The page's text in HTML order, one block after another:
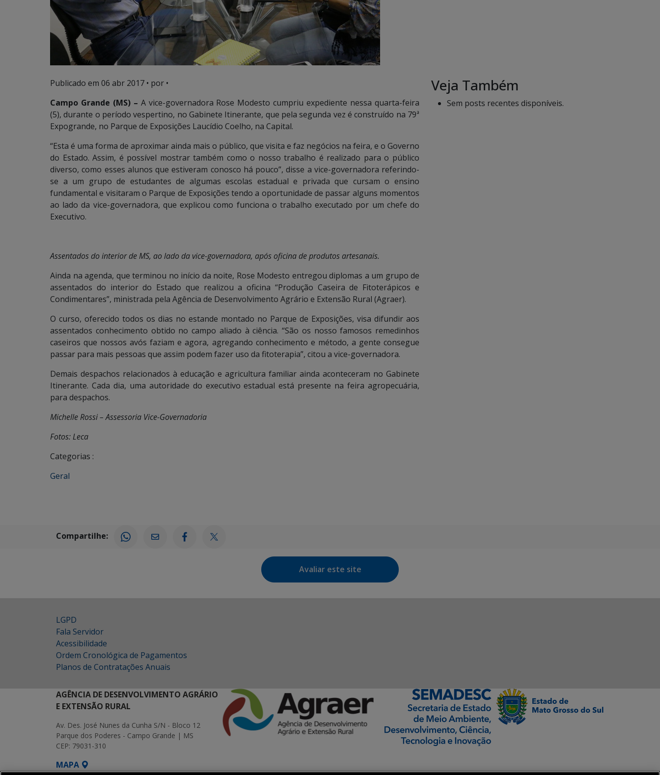
Publicado em 06 abr 2017 • por •
Campo Grande (MS) – A vice-governadora Rose Modesto cumpriu expediente nessa quarta-feira
(5), durante o período vespertino, no Gabinete Itinerante, que pela segunda vez é construído na 79ª
Expogrande, no Parque de Exposições Laucídio Coelho, na Capital.
“Esta é uma forma de aproximar ainda mais o público, que visita e faz negócios na feira, e o Governo
do Estado. Assim, é possível mostrar também como o nosso trabalho é realizado para o público
diverso, como esses alunos que estiveram conosco há pouco”, disse a vice-governadora referindo-
se a um grupo de estudantes de algumas escolas estadual e privada que cursam o ensino
fundamental e visitaram o Parque de Exposições tendo a oportunidade de passar alguns momentos
ao lado da vice-governadora, que explicou como funciona o trabalho executado por um chefe do
Executivo.
Assentados do interior de MS, ao lado da vice-governadora, após oficina de produtos artesanais.
Ainda na agenda, que terminou no início da noite, Rose Modesto entregou diplomas a um grupo de
assentados do interior do Estado que realizou a oficina “Produção Caseira de Fitoterápicos e
Condimentares”, ministrada pela Agência de Desenvolvimento Agrário e Extensão Rural (Agraer).
O curso, oferecido todos os dias no estande montado no Parque de Exposições, visa difundir aos
assentados conhecimento obtido no campo aliado à ciência. “São os nosso famosos remedinhos
caseiros que nossos avós faziam e agora, agregando conhecimento e método, a gente consegue
passar para mais pessoas que assim podem fazer uso da fitoterapia”, citou a vice-governadora.
Demais despachos relacionados à educação e agricultura familiar ainda aconteceram no Gabinete
Itinerante. Cada dia, uma autoridade do executivo estadual está presente na feira agropecuária,
para despachos.
Michelle Rossi – Assessoria Vice-Governadoria
Fotos: Leca
Categorias :
Geral
Veja Também
Sem posts recentes disponíveis.
Compartilhe:
Avaliar este site
LGPD
Fala Servidor
Acessibilidade
Ordem Cronológica de Pagamentos
Planos de Contratações Anuais
AGÊNCIA DE DESENVOLVIMENTO AGRÁRIO
E EXTENSÃO RURAL
Av. Des. José Nunes da Cunha S/N - Bloco 12
Parque dos Poderes - Campo Grande | MS
CEP: 79031-310
MAPA